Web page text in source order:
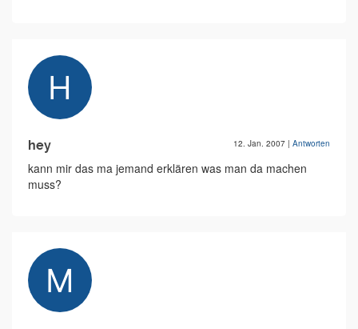
hey 12. Jan. 2007 | Antworten
kann mir das ma jemand erklären was man da machen
muss?